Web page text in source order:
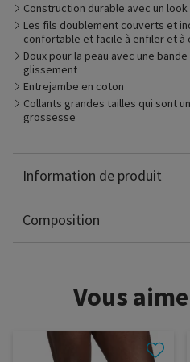
Construction durable avec un
Les fils doublement couverts et
confortable et facile à enfiler et à
Doux pour la peau avec une
glissement
Entrejambe en coton
Collants grandes tailles qui sont
grossesse
Information de produit
Adapté pour
– La maîtrise de différents types
l’oedème veineux, le phlébo-
stades du lymphoedème
– Après un traitement veineux,
Composition
Nylon: 64%
Vous